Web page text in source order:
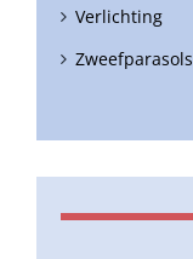
Verlichting
Zweefparasols